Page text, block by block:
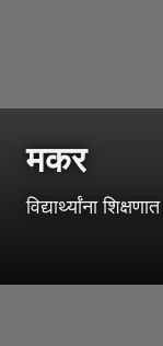
मकर
विद्यार्थ्यांना